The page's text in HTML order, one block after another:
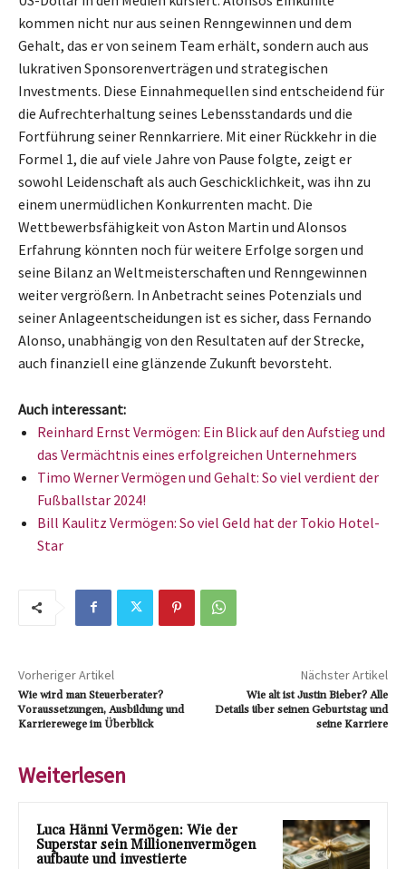
kommen nicht nur aus seinen Renngewinnen und dem
Gehalt, das er von seinem Team erhält, sondern auch aus
lukrativen Sponsorenverträgen und strategischen
Investments. Diese Einnahmequellen sind entscheidend für
die Aufrechterhaltung seines Lebensstandards und die
Fortführung seiner Rennkarriere. Mit einer Rückkehr in die
Formel 1, die auf viele Jahre von Pause folgte, zeigt er
sowohl Leidenschaft als auch Geschicklichkeit, was ihn zu
einem unermüdlichen Konkurrenten macht. Die
Wettbewerbsfähigkeit von Aston Martin und Alonsos
Erfahrung könnten noch für weitere Erfolge sorgen und
seine Bilanz an Weltmeisterschaften und Renngewinnen
weiter vergrößern. In Anbetracht seines Potenzials und
seiner Anlageentscheidungen ist es sicher, dass Fernando
Alonso, unabhängig von den Resultaten auf der Strecke,
auch finanziell eine glänzende Zukunft bevorsteht.
Auch interessant:
Reinhard Ernst Vermögen: Ein Blick auf den Aufstieg und
das Vermächtnis eines erfolgreichen Unternehmers
Timo Werner Vermögen und Gehalt: So viel verdient der
Fußballstar 2024!
Bill Kaulitz Vermögen: So viel Geld hat der Tokio Hotel-
Star
Vorheriger Artikel
Wie wird man Steuerberater?
Voraussetzungen, Ausbildung und
Karrierewege im Überblick
Nächster Artikel
Wie alt ist Justin Bieber? Alle
Details über seinen Geburtstag und
seine Karriere
Weiterlesen
Luca Hänni Vermögen: Wie der
Superstar sein Millionenvermögen
aufbaute und investierte